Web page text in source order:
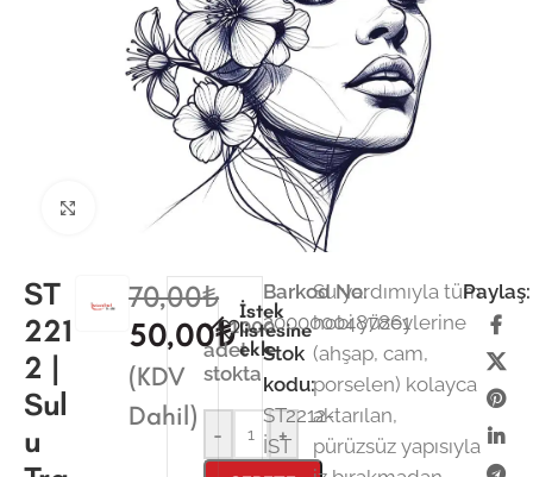
Büyütmek için tıklayın
ST
221
2 |
Sul
u
70,00₺
50,00₺
(KDV
Dahil)
1000
adet
stokta
- +
İstek
listesine
ekle
Barkod No:
2000000487861
Stok
kodu:
ST2212-
İST
Su yardımıyla tüm
hobi yüzeylerine
(ahşap, cam,
porselen) kolayca
aktarılan,
pürüzsüz yapısıyla
Paylaş: